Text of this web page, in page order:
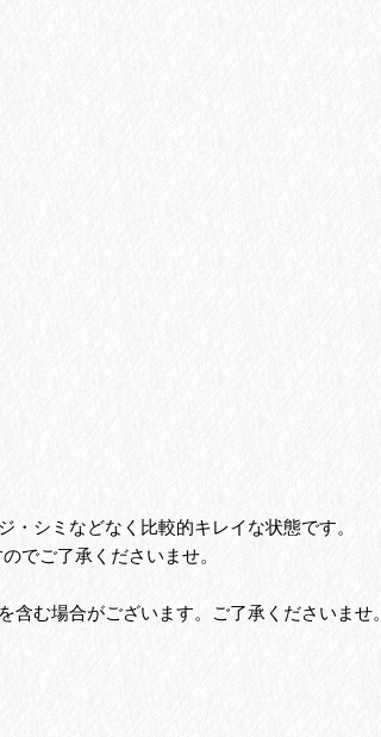
シミなどなく比較的キレイな状態です。
でご了承くださいませ。
む場合がございます。ご了承くださいませ。